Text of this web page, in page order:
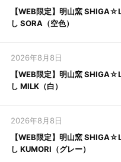
【WEB限定】明山窯
し SORA（空色）
2026年8月8日
【WEB限定】明山窯
し MILK（白）
2026年8月8日
【WEB限定】明山窯
し KUMORI（グレー）